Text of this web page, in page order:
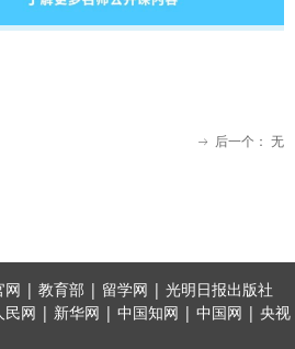
ꁹ 后一个： 无
网 | 教育部 | 留学网 | 光明日报出版社
网 | 新华网 | 中国知网 | 中国网 | 央视